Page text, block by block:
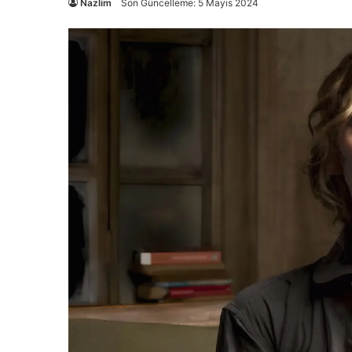
Nazlim Son Güncelleme: 5 Mayıs 2024